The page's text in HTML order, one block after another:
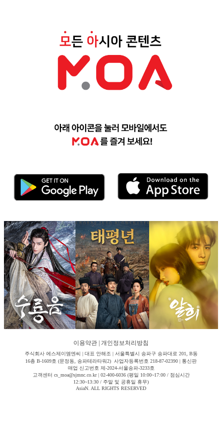
이용약관 개인정보처리방침
주식회사 에스제이엠엔씨 | 대표 안해조 | 서울특별시 송파구 송파대로 201, B동
16층 B-1609호 (문정동, 송파테라타워2) 사업자등록번호 218-87-02390 | 통신판
매업 신고번호 제-2024-서울송파-3233호
고객센터 cs_moa@sjmnc.co.kr | 02-400-6036 (평일 10:00~17:00 / 점심시간
12:30~13:30 / 주말 및 공휴일 휴무)
AsiaN. ALL RIGHTS RESERVED